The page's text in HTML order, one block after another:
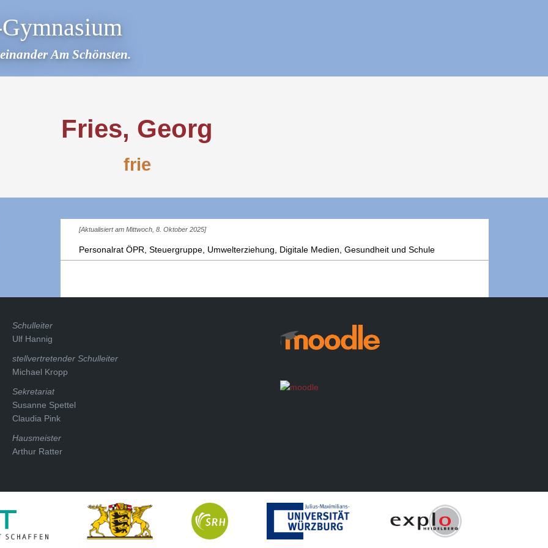
Am Schönsten.
Fries, Georg
frie
[Aktualisiert am Mittwoch, 8. Oktober 2025]
Personalrat ÖPR, Steuergruppe, Umwelterziehung, Digitale Medien, Gesundheit und Schule
Schulleiter
Ulf Hannig
stellvertretender Schulleiter
Michael Kropp
Sekretariat
Susanne Spettel
Claudia Pink
Hausmeister
Arthur Ratter